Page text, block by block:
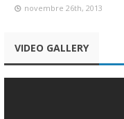
novembre 26th, 2013
VIDEO GALLERY